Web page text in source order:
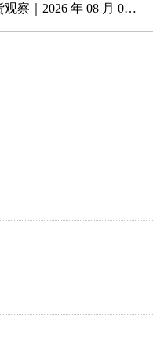
察｜2026 年 08 月 05 日